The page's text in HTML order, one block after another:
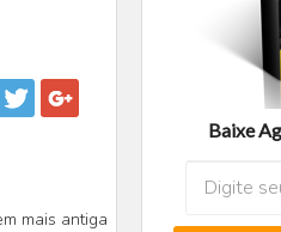
mais antiga
Baixe